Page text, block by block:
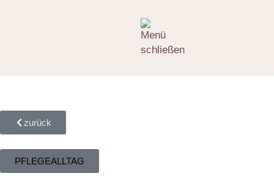
zurück
PFLEGEALLTAG